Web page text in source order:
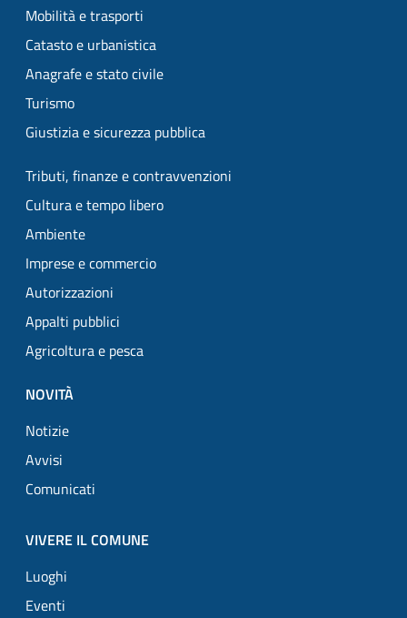
Mobilità e trasporti
Catasto e urbanistica
Anagrafe e stato civile
Turismo
Giustizia e sicurezza pubblica
Tributi, finanze e contravvenzioni
Cultura e tempo libero
Ambiente
Imprese e commercio
Autorizzazioni
Appalti pubblici
Agricoltura e pesca
NOVITÀ
Notizie
Avvisi
Comunicati
VIVERE IL COMUNE
Luoghi
Eventi